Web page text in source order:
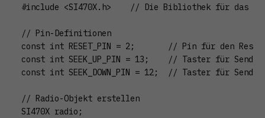
#include <SI470X.h>    // Die Bibliothek für das
// Pin-Definitionen
const int RESET_PIN = 2;       // Pin für den Reset
const int SEEK_UP_PIN = 13;    // Taster für
const int SEEK_DOWN_PIN = 12;  // Taster für
// Radio-Objekt erstellen
SI470X radio;